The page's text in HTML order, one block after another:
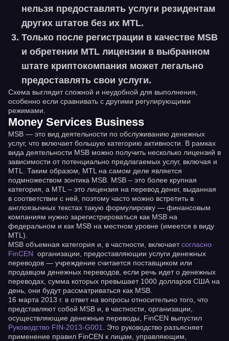
нельзя предоставлять услуги резидентам
других штатов без их MTL.
Только после регистрации в качестве MSB
и обретении MTL лицензии в выбранном
штате криптокомпания может легально
предоставлять свои услуги.
Схема выглядит сложной и неудобной для выполнения,
особенно если сравнивать с другими регулирующими
режимами.
Money Services Business
MSB — это вид деятельности по обслуживанию денежных
услуг, что включает большую категорию активности. В рамках
вида деятельности MSB можно получить несколько лицензий в
зависимости от потенциально предлагаемых услуг, включая и
MTL. Таким образом, MTL на самом деле является
подмножеством зонтика MSB. MSB – это более крупная
категория, а MTL – это лицензия на перевод денег, выданная
в соответствии с ней, поэтому часто можно встретить в
англоязычных текстах такую формулировку — финансовым
компаниям нужно зарегистрироваться как MSB на
федеральном и как MSB на местном уровне (имеется в виду
MTL).
MSB объемная категория и, в частности, включаетсогласно
FinCEN организации, предоставляющии услуги денежных
переводов — учреждение считается поставщиком или
продавцом денежных переводов, если речь идет о денежных
переводах, сумма которых превышает 1000 долларов США на
день, они будут рассматриваться как MSB.
16 марта 2013 г. в ответ на вопросы относительно того, что
представляют собой MSB и, в частности, организации,
осуществляющие денежные переводы, FinCEN выпустил
Руководство FIN-2013-G001
. Это руководство разъясняет
применение правил FinCEN к лицам, управляющим,